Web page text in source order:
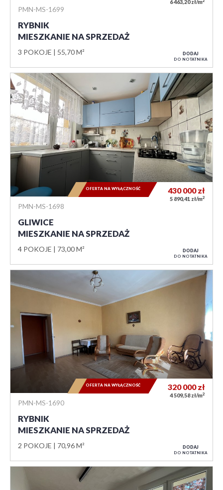
PMN-MS-1699
RYBNIK
MIESZKANIE NA SPRZEDAŻ
3 POKOJE 55,70 M²
6 463,20 zł/m
DODAJ
DO NOTATNIKA
PMN-MS-1698
GLIWICE
MIESZKANIE NA SPRZEDAŻ
4 POKOJE 73,00 M²
430 000zł
5 890,41 zł/m2
OFERTA NA WYŁĄCZNOŚĆ
DODAJ
DO NOTATNIKA
PMN-MS-1690
RYBNIK
MIESZKANIE NA SPRZEDAŻ
2 POKOJE 70,96 M²
320 000zł
4 509,58 zł/m2
OFERTA NA WYŁĄCZNOŚĆ
DODAJ
DO NOTATNIKA